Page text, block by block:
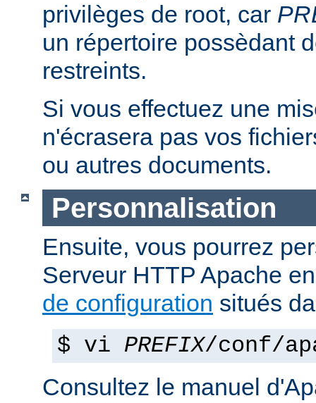
privilèges de root, car
un répertoire possèdant
restreints.
Si vous effectuez une
n'écrasera pas vos
ou autres documents.
Personnalisation
Ensuite, vous pourrez
Serveur HTTP Apache
de configuration situés
$ vi PREFIX/conf/
Consultez le manuel